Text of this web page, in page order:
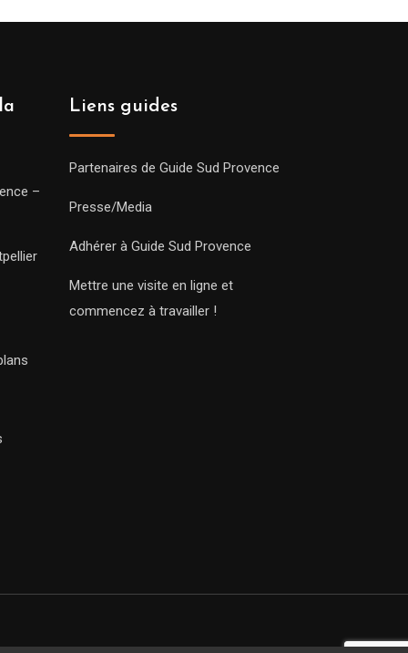
–
Liens guides
Partenaires de Guide Sud Provence
Presse/Media
Adhérer à Guide Sud Provence
Mettre une visite en ligne et
commencez à travailler !